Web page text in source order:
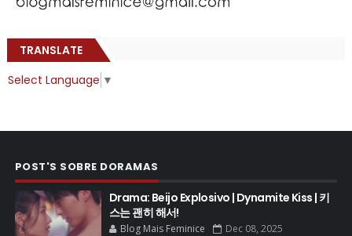
TRANSLATE
Select Language ▼
POST'S SOBRE DORAMAS
Drama: Beijo Explosivo | Dynamite Kiss | 키
스는 괜히 해서!
Blog Mais Feminice Dec 08, 2025